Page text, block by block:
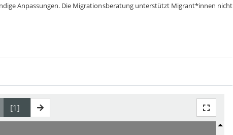
Anpassungen. Die Migrationsberatung unterstützt Migrant*innen nicht